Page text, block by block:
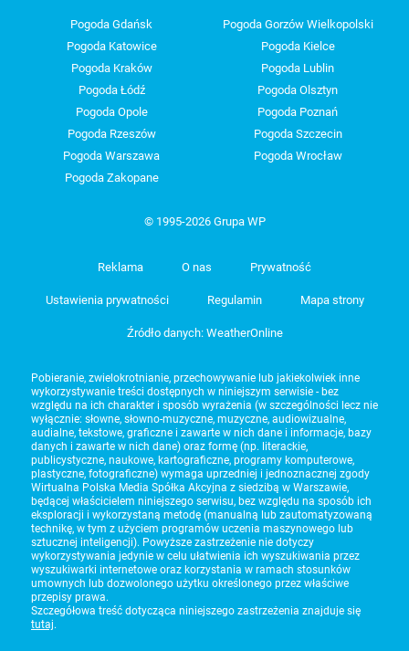
Pogoda Gdańsk
Pogoda Gorzów Wielkopolski
Pogoda Katowice
Pogoda Kielce
Pogoda Kraków
Pogoda Lublin
Pogoda Łódź
Pogoda Olsztyn
Pogoda Opole
Pogoda Poznań
Pogoda Rzeszów
Pogoda Szczecin
Pogoda Warszawa
Pogoda Wrocław
Pogoda Zakopane
© 1995-2026 Grupa WP
Reklama O nas Prywatność
Ustawienia prywatności Regulamin Mapa strony
Źródło danych: WeatherOnline
Pobieranie, zwielokrotnianie, przechowywanie lub jakiekolwiek inne
wykorzystywanie treści dostępnych w niniejszym serwisie - bez
względu na ich charakter i sposób wyrażenia (w szczególności lecz nie
wyłącznie: słowne, słowno-muzyczne, muzyczne, audiowizualne,
audialne, tekstowe, graficzne i zawarte w nich dane i informacje, bazy
danych i zawarte w nich dane) oraz formę (np. literackie,
publicystyczne, naukowe, kartograficzne, programy komputerowe,
plastyczne, fotograficzne) wymaga uprzedniej i jednoznacznej zgody
Wirtualna Polska Media Spółka Akcyjna z siedzibą w Warszawie,
będącej właścicielem niniejszego serwisu, bez względu na sposób ich
eksploracji i wykorzystaną metodę (manualną lub zautomatyzowaną
technikę, w tym z użyciem programów uczenia maszynowego lub
sztucznej inteligencji). Powyższe zastrzeżenie nie dotyczy
wykorzystywania jedynie w celu ułatwienia ich wyszukiwania przez
wyszukiwarki internetowe oraz korzystania w ramach stosunków
umownych lub dozwolonego użytku określonego przez właściwe
przepisy prawa.
Szczegółowa treść dotycząca niniejszego zastrzeżenia znajduje się
tutaj.